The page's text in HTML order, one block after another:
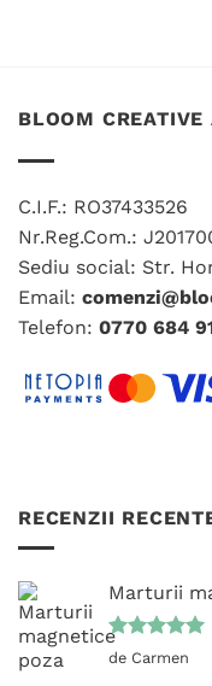
BLOOM CREATIVE
C.I.F.: RO37433526
Nr.Reg.Com.:
Sediu social: Str.
Email:
Telefon: 0770 684
RECENZII
Marturii
Evaluat la
de Carmen